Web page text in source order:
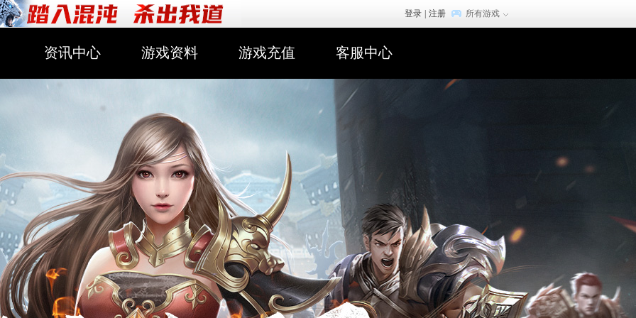
登录 注册 所有游戏
资讯中心 游戏资料 游戏充值 客服中心